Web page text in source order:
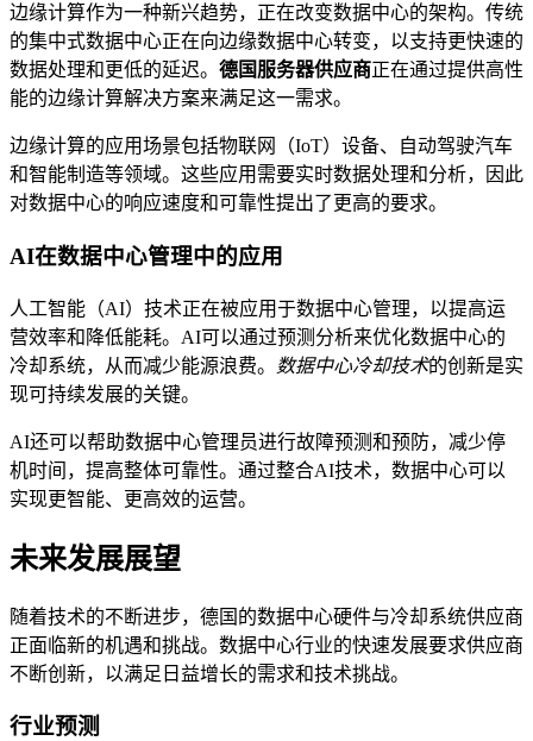
边缘计算作为一种新兴趋势，正在改变数据中心的架构。传统
的集中式数据中心正在向边缘数据中心转变，以支持更快速的
数据处理和更低的延迟。 德国服务器供应商正在通过提供高性
能的边缘计算解决方案来满足这一需求。
边缘计算的应用场景包括物联网（IoT）设备、自动驾驶汽车
和智能制造等领域。这些应用需要实时数据处理和分析，因此
对数据中心的响应速度和可靠性提出了更高的要求。
AI在数据中心管理中的应用
人工智能（AI）技术正在被应用于数据中心管理，以提高运
营效率和降低能耗。AI可以通过预测分析来优化数据中心的
冷却系统，从而减少能源浪费。
数据中心冷却技术的创新是实
现可持续发展的关键。
AI还可以帮助数据中心管理员进行故障预测和预防，减少停
机时间，提高整体可靠性。通过整合AI技术，数据中心可以
实现更智能、更高效的运营。
未来发展展望
随着技术的不断进步，德国的数据中心硬件与冷却系统供应商
正面临新的机遇和挑战。数据中心行业的快速发展要求供应商
不断创新，以满足日益增长的需求和技术挑战。
行业预测